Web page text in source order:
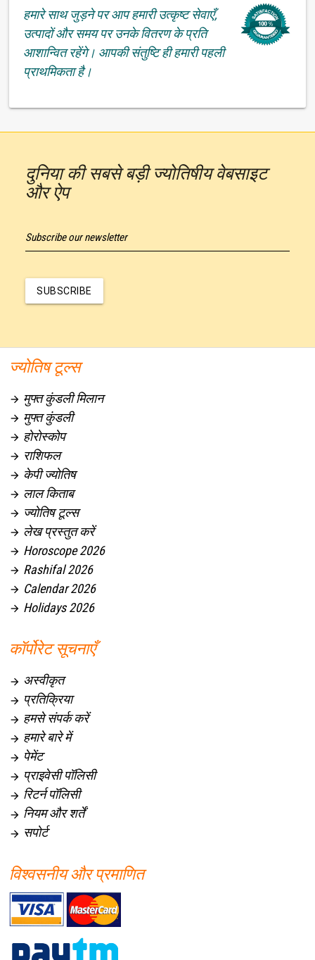
हमारे साथ जुड़ने पर आप हमारी उत्कृष्ट सेवाएँ,
उत्पादों और समय पर उनके वितरण के प्रति
आशान्वित रहेंगे। आपकी संतुष्टि ही हमारी पहली
प्राथमिकता है।
दुनिया की सबसे बड़ी ज्योतिषीय वेबसाइट
और ऐप
Subscribe our newsletter
SUBSCRIBE
ज्योतिष टूल्स
 मुफ्त कुंडली मिलान
 मुफ्त कुंडली
 होरोस्कोप
 राशिफल
 केपी ज्योतिष
 लाल किताब
 ज्योतिष टूल्स
 लेख प्रस्तुत करें
 Horoscope 2026
 Rashifal 2026
 Calendar 2026
 Holidays 2026
कॉर्पोरेट सूचनाएँ
 अस्वीकृत
 प्रतिक्रिया
 हमसे संपर्क करें
 हमारे बारे में
 पेमेंट
 प्राइवेसी पॉलिसी
 रिटर्न पॉलिसी
 नियम और शर्तें
 सपोर्ट
विश्वसनीय और प्रमाणित